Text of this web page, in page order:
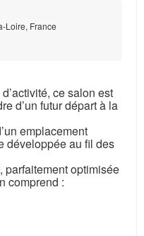
Loire, France
ce salon est
d’un futur départ à la
emplacement
développée au fil des
parfaitement optimisée
comprend :